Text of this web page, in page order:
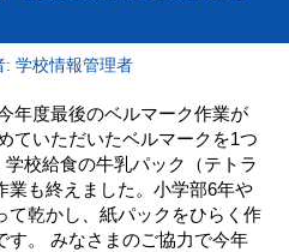
: 学校情報管理者
年度最後のベルマーク作業が
ていただいたベルマークを1つ
校給食の牛乳パック（テトラ
業も終えました。小学部6年や
て乾かし、紙パックをひらく作
す。 みなさまのご協力で今年